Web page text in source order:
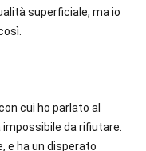
superficiale, ma io
cui ho parlato al
da rifiutare.
e ha un disperato